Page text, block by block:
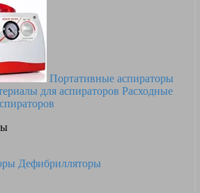
Портативные аспираторы
Расходные
Дефибрилляторы